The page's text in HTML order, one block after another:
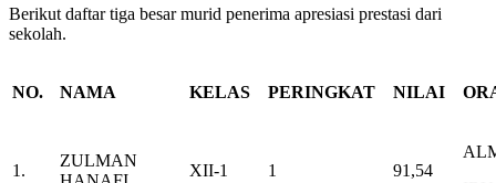
Berikut daftar tiga besar murid penerima apresiasi prestasi dari
sekolah.
NO. NAMA KELAS PERINGKAT NILAI
1.
ZULMAN
XII-1 1 91,54